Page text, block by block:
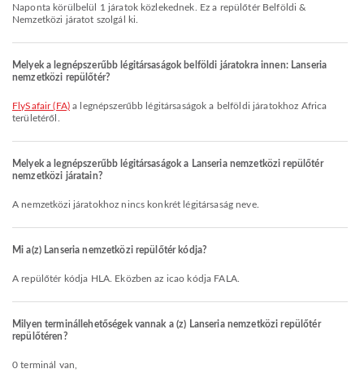
Naponta körülbelül 1 járatok közlekednek. Ez a repülőtér Belföldi &
Nemzetközi járatot szolgál ki.
Melyek a legnépszerűbb légitársaságok belföldi járatokra innen: Lanseria
nemzetközi repülőtér?
FlySafair (FA)a legnépszerűbb légitársaságok a belföldi járatokhoz Africa
területéről.
Melyek a legnépszerűbb légitársaságok a Lanseria nemzetközi repülőtér
nemzetközi járatain?
A nemzetközi járatokhoz nincs konkrét légitársaság neve.
Mi a(z) Lanseria nemzetközi repülőtér kódja?
A repülőtér kódja HLA. Eközben az icao kódja FALA.
Milyen terminállehetőségek vannak a (z) Lanseria nemzetközi repülőtér
repülőtéren?
0 terminál van,